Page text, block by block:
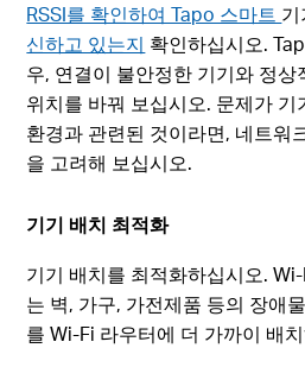
RSSI를 확인하여 Tapo 스마트
신하고 있는지 확인하십시오.
우, 연결이 불안정한 기기와 정
위치를 바꿔 보십시오. 문제가
환경과 관련된 것이라면, 네트워
을 고려해 보십시오.
기기 배치 최적화
기기 배치를 최적화하십시오.
는 벽, 가구, 가전제품 등의 장애
를 Wi-Fi 라우터에 더 가까이 배